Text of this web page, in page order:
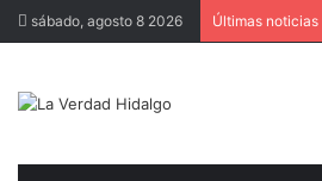
sábado, agosto 8 2026 Últimas noticias